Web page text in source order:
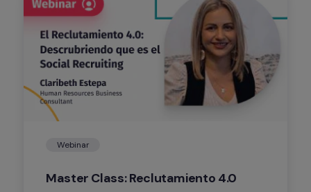
Webinar
Master Class: Reclutamiento 4.0